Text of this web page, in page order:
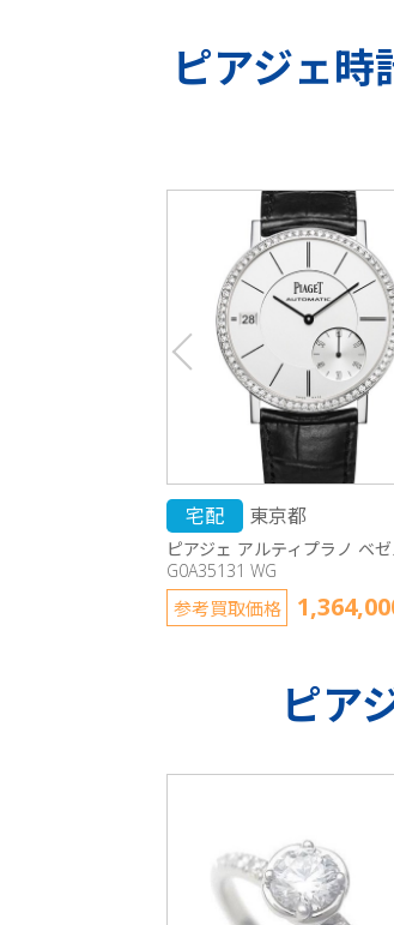
ピアジェ時
宅配 東京都
ピアジェ アルティプラノ ベ
G0A35131 WG
参考買取価格
ピア